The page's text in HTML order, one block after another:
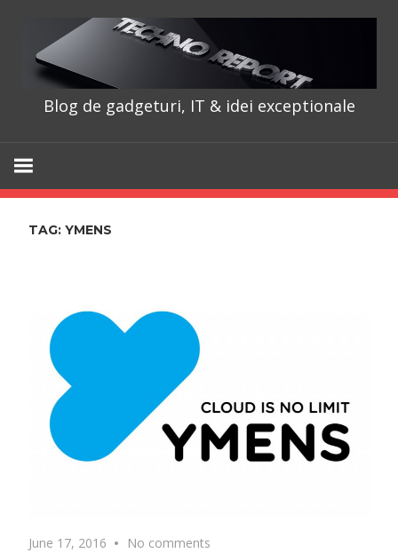
content
Blog de gadgeturi, IT & idei exceptionale
TAG: YMENS
June 17, 2016 No comments